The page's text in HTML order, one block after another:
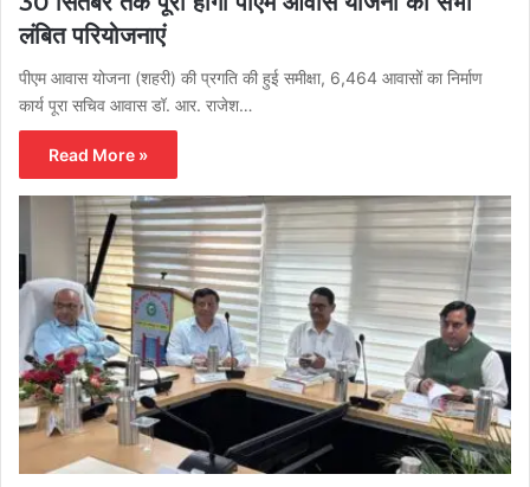
लंबित परियोजनाएं
पीएम आवास योजना (शहरी) की प्रगति की हुई समीक्षा, 6,464 आवासों का निर्माण
कार्य पूरा सचिव आवास डॉ. आर. राजेश…
Read More »